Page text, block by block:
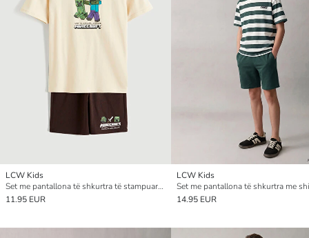
LCW Kids
Set me pantallona të shkurtra të stampuara Minecraft për djem
11.95 EUR
LCW Kids
14.95 EUR